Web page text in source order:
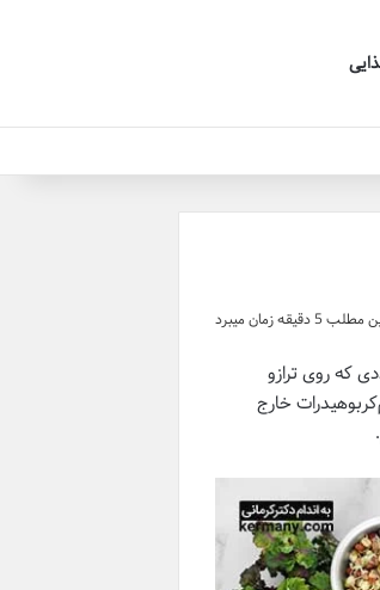
زمان میبرد
که روی ترازو
افرادی که از رژیم‌های کم‌کربوهیدرات خارج